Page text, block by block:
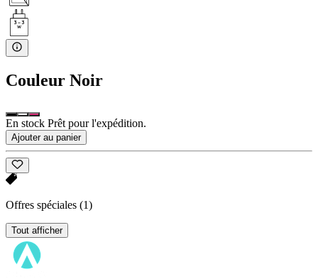
Couleur Noir
En stock Prêt pour l'expédition.
Ajouter au panier
Offres spéciales (1)
Tout afficher